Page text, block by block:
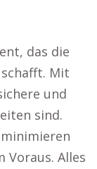
das die
Mit
und
sind.
Voraus. Alles